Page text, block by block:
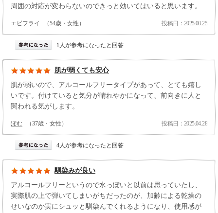
周囲の対応が変わらないのできっと効いてはいると思います。
エビフライ （54歳・女性） 投稿日：2025.08.25
1人が参考になったと回答
肌が弱くても安心
肌が弱いので、アルコールフリータイプがあって、とても嬉し
いです。付けていると気分が晴れやかになって、前向きに人と
関われる気がします。
ぽむ （37歳・女性） 投稿日：2025.04.28
4人が参考になったと回答
馴染みが良い
アルコールフリーというので水っぽいと以前は思っていたし、
実際肌の上で弾いてしまいがちだったのが、加齢による乾燥の
せいなのか実にシュッと馴染んでくれるようになり、使用感が